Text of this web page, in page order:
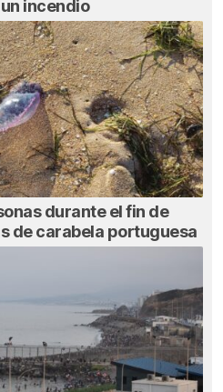
incendio
durante el fin de
de carabela portuguesa